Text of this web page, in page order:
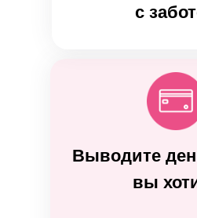
Выводите
вы
с